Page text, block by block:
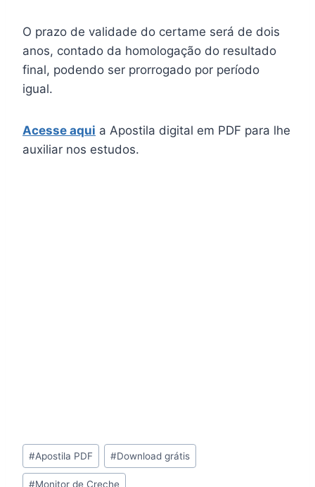
O prazo de validade do certame será de dois
anos, contado da homologação do resultado
final, podendo ser prorrogado por período
igual.
Acesse aqui a Apostila digital em PDF para lhe
auxiliar nos estudos.
Tags
do
#Apostila PDF #Download grátis
#Monitor de Creche